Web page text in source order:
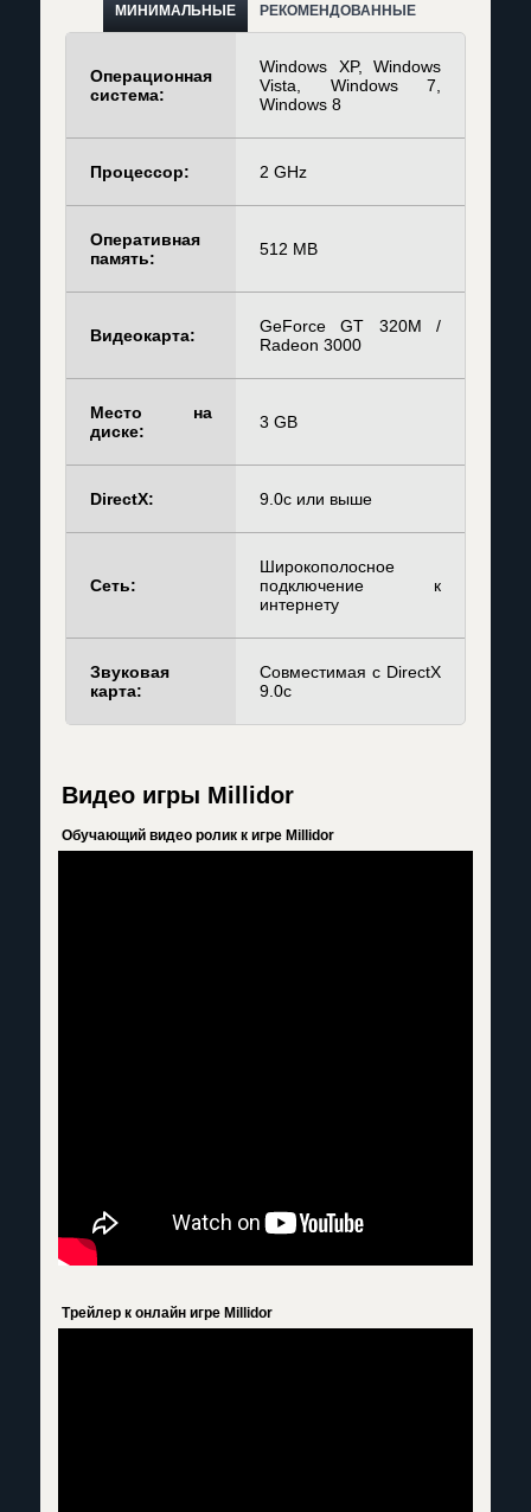
МИНИМАЛЬНЫЕ РЕКОМЕНДОВАННЫЕ
Операционная
система:
Windows XP, Windows
Vista, Windows 7,
Windows 8
Процессор: 2 GHz
Оперативная
память:
512 MB
Видеокарта:
GeForce GT 320M /
Radeon 3000
Место на
диске:
3 GB
DirectX: 9.0c или выше
Сеть:
Широкополосное
подключение к
интернету
Звуковая
карта:
Совместимая с DirectX
9.0c
Видео игры Millidor
Обучающий видео ролик к игре Millidor
Трейлер к онлайн игре Millidor